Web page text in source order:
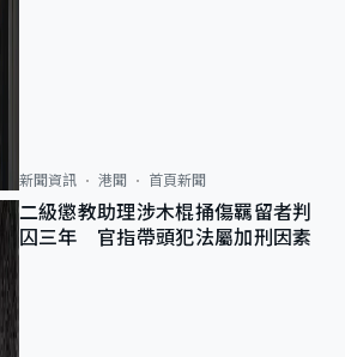
新聞資訊 港聞 首頁新聞
二級懲教助理涉木棍捅傷羈留者判
囚三年 官指帶頭犯法屬加刑因素